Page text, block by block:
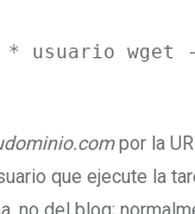
wget -q
por la
que ejecute la